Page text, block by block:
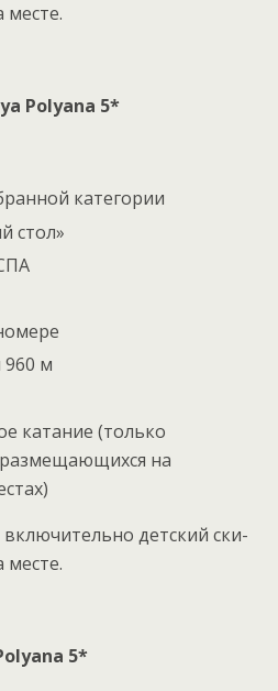
месте.
Polyana 5*
категории
стол»
м
катание (только
размещающихся на
детский ски-
месте.
5*